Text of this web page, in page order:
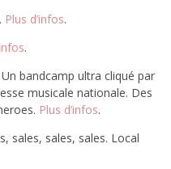
Plus d’infos.
.
Un bandcamp ultra cliqué par
musicale nationale. Des
Plus d’infos.
sales, sales, sales. Local